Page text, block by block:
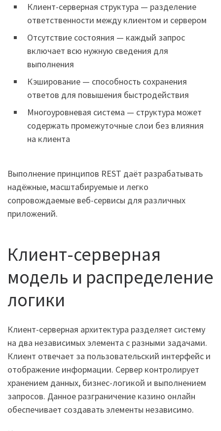
Клиент-серверная структура — разделение
ответственности между клиентом и сервером
Отсутствие состояния — каждый запрос
включает всю нужную сведения для
выполнения
Кэширование — способность сохранения
ответов для повышения быстродействия
Многоуровневая система — структура может
содержать промежуточные слои без влияния
на клиента
Выполнение принципов REST даёт разрабатывать
надёжные, масштабируемые и легко
сопровождаемые веб-сервисы для различных
приложений.
Клиент-серверная
модель и распределение
логики
Клиент-серверная архитектура разделяет систему
на два независимых элемента с разными задачами.
Клиент отвечает за пользовательский интерфейс и
отображение информации. Сервер контролирует
хранением данных, бизнес-логикой и выполнением
запросов. Данное разграничение казино онлайн
обеспечивает создавать элементы независимо.